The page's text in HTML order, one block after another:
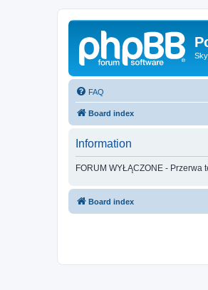
FAQ
Board index
Information
FORUM WYŁĄCZONE -
Board index